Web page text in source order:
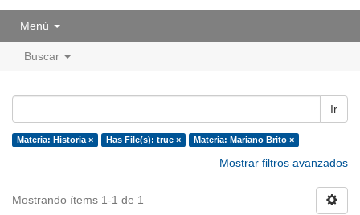
Menú
Buscar
Ir
Materia: Historia × Has File(s): true × Materia: Mariano Brito ×
Mostrar filtros avanzados
Mostrando ítems 1-1 de 1